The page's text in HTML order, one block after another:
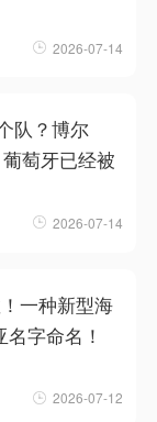
2026-07-14
队？博尔
萄牙已经被
2026-07-14
一种新型海
字命名！
2026-07-12